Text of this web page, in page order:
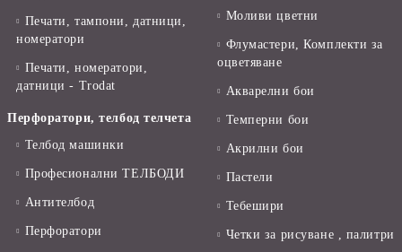
Печати, тампони, датници,
номератори
Печати, номератори,
датници - Trodat
Перфоратори, телбод телчета
Телбод машинки
Професионални ТЕЛБОДИ
Антителбод
Перфоратори
Моливи цветни
Флумастери, Комплекти за
оцветяване
Акварелни бои
Темперни бои
Акрилни бои
Пастели
Тебешири
Четки за рисуване , палитри